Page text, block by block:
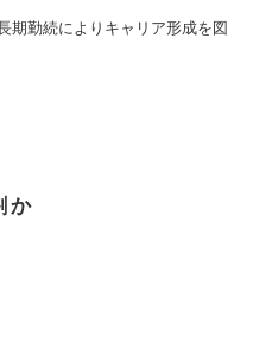
期勤続によりキャリア形成を図
か